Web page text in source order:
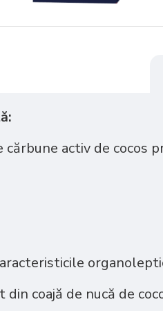
cărbune activ de cocos
din coajă de nucă de